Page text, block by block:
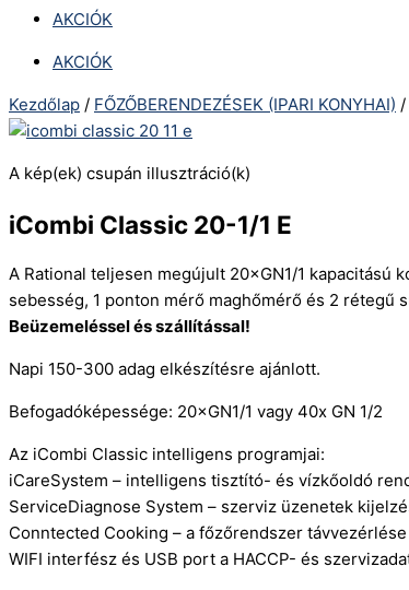
AKCIÓK
AKCIÓK
Kezdőlap / FŐZŐBERENDEZÉSEK (IPARI KONYHAI) /
A kép(ek) csupán illusztráció(k)
iCombi Classic 20-1/1 E
A Rational teljesen megújult 20×GN1/1
sebesség, 1 ponton mérő maghőmérő és 2
Beüzemeléssel és szállítással!
Napi 150-300 adag elkészítésre ajánlott.
Befogadóképessége: 20×GN1/1 vagy 40x GN 1/2
Az iCombi Classic intelligens programjai:
iCareSystem – intelligens tisztító- és vízkőoldó
ServiceDiagnose System – szerviz üzenetek
Conntected Cooking – a főzőrendszer távvezérlése
WIFI interfész és USB port a HACCP- és